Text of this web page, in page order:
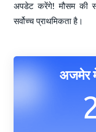
अपडेट करेंगे! मौसम की
सर्वोच्च प्राथमिकता है।
अजमेर